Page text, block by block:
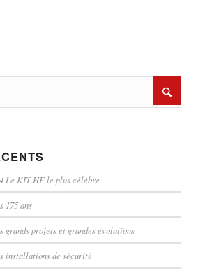
Le KIT HF le plus célèbre
175 ans
grands projets et grandes évolutions
installations de sécurité